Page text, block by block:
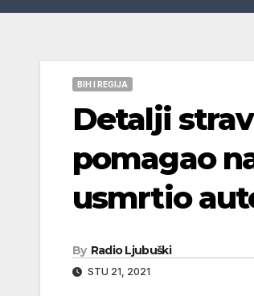
BIH I REGIJA
Detalji
pomagao
usmrtio
By Radio Ljubuški
STU 21, 2021